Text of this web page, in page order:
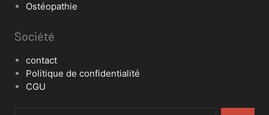
Ostéopathie
Société
contact
Politique de confidentialité
CGU